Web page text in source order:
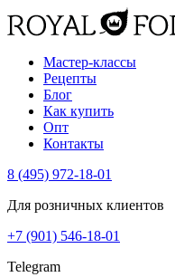
Мастер-классы
Рецепты
Блог
Как купить
Опт
Контакты
8 (495) 972-18-01
Для розничных клиентов
+7 (901) 546-18-01
Telegram